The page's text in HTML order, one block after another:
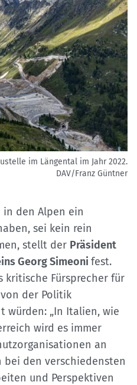
im Längental im Jahr 2022.
DAV/Franz Güntner
in den Alpen ein
sei kein rein
stellt der Präsident
Georg Simeoni fest.
kritische Fürsprecher für
der Politik
würden: „In Italien, wie
wird es immer
an
bei den verschiedensten
und Perspektiven